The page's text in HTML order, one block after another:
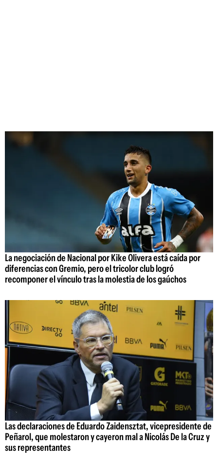
La negociación de Nacional por Kike Olivera está caída por
diferencias con Gremio, pero el tricolor club logró
recomponer el vínculo tras la molestia de los gaúchos
Las declaraciones de Eduardo Zaidensztat, vicepresidente de
Peñarol, que molestaron y cayeron mal a Nicolás De la Cruz y
sus representantes